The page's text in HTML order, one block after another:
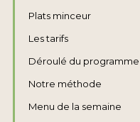
Plats minceur
Les tarifs
Déroulé du programme
Notre méthode
Menu de la semaine